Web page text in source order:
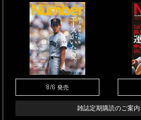
8/6 発売
雑誌定期購読のご案内